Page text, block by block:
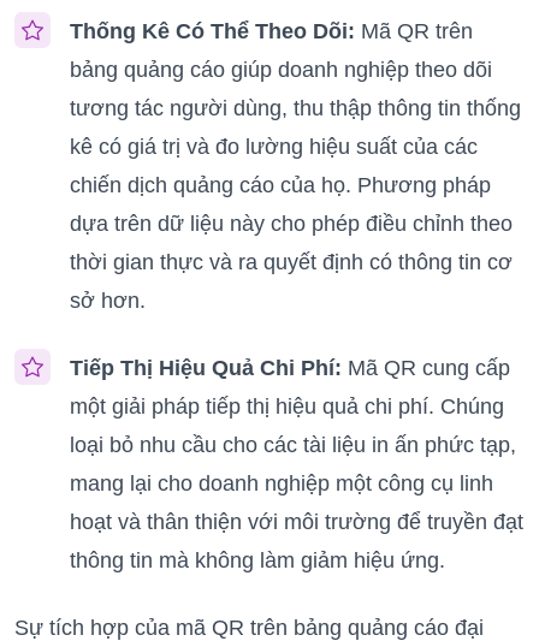
Thống Kê Có Thể Theo Dõi: Mã QR trên
bảng quảng cáo giúp doanh nghiệp theo dõi
tương tác người dùng, thu thập thông tin thống
kê có giá trị và đo lường hiệu suất của các
chiến dịch quảng cáo của họ. Phương pháp
dựa trên dữ liệu này cho phép điều chỉnh theo
thời gian thực và ra quyết định có thông tin cơ
sở hơn.
Tiếp Thị Hiệu Quả Chi Phí: Mã QR cung cấp
một giải pháp tiếp thị hiệu quả chi phí. Chúng
loại bỏ nhu cầu cho các tài liệu in ấn phức tạp,
mang lại cho doanh nghiệp một công cụ linh
hoạt và thân thiện với môi trường để truyền đạt
thông tin mà không làm giảm hiệu ứng.
Sự tích hợp của mã QR trên bảng quảng cáo đại